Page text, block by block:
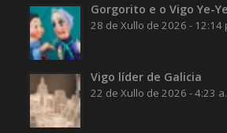
Gorgorito e o Vigo Ye-Ye
28 de Xullo de 2026 - 12:14
Vigo líder de Galicia
22 de Xullo de 2026 - 4:23